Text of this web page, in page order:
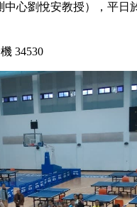
心劉悅安教授），平日
34530